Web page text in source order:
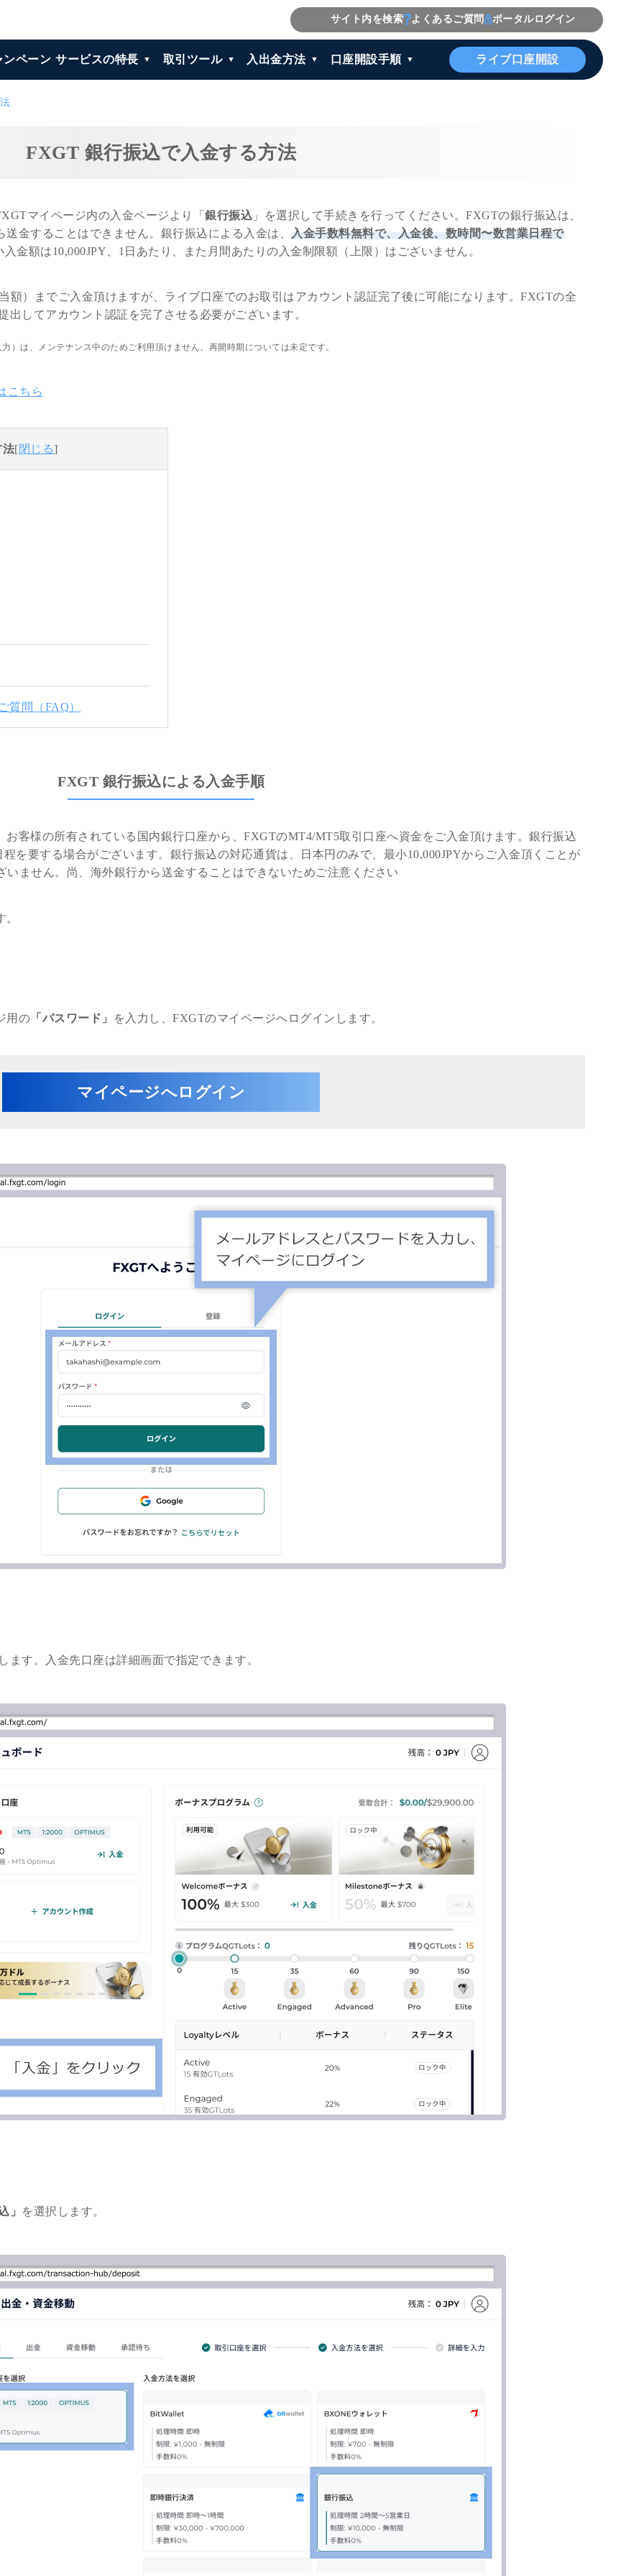
サイト内を検索 よくあるご質問 ポータルログイン
ンペーン サービスの特長 取引ツール 入出金方法 口座開設手順 ライブ口座開設
FXGT 銀行振込で入金する方法
マイページ内の入金ページより「 銀行振込 」を選択して手続きを行ってください。FXGTの銀行振込は、
金することはできません。銀行振込による入金は、 入金手数料無料で、入金後、数時間〜数営業日程で
金額は10,000JPY、1日あたり、また月間あたりの入金制限額（上限）はございません。
額）までご入金頂けますが、ライブ口座でのお取引はアカウント認証完了後に可能になります。FXGTの全
してアカウント認証を完了させる必要がございます。
は、メンテナンス中のためご利用頂けません。再開時期については未定です。
こちら
法[閉じる]
質問（FAQ）
FXGT 銀行振込による入金手順
客様の所有されている国内銀行口座から、FXGTのMT4/MT5取引口座へ資金をご入金頂けます。銀行振込
を要する場合がございます。銀行振込の対応通貨は、日本円のみで、最小10,000JPYからご入金頂くことが
ません。尚、海外銀行から送金することはできないためご注意ください
用の 「パスワード」 を入力し、FXGTのマイページへログインします。
マイページへログイン
ます。入金先口座は詳細画面で指定できます。
」 を選択します。